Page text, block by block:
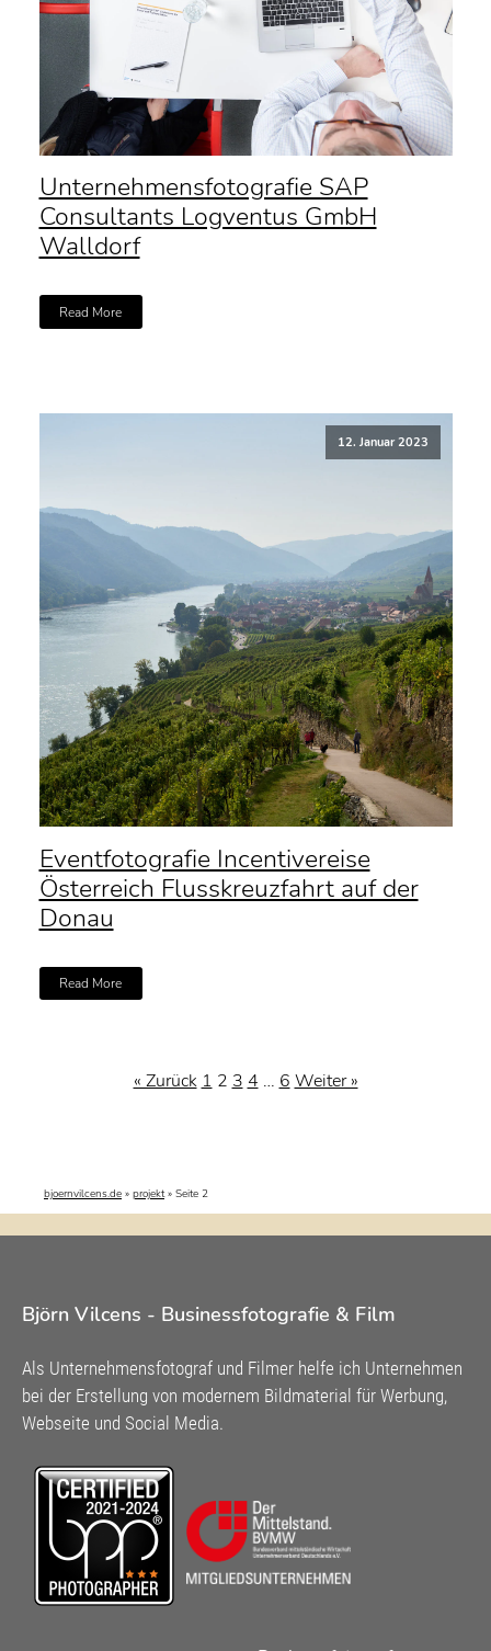
Unternehmensfotografie SAP
Consultants Logventus GmbH
Walldorf
Read More
12. Januar 2023
Eventfotografie Incentivereise
Österreich Flusskreuzfahrt auf der
Donau
Read More
« Zurück 1 2 3 4 … 6 Weiter »
bjoernvilcens.de » projekt» Seite 2
Björn Vilcens - Businessfotografie & Film
Als Unternehmensfotograf und Filmer helfe ich Unternehmen
bei der Erstellung von modernem Bildmaterial für Werbung,
Webseite und Social Media.